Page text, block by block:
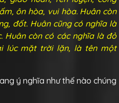
ôn hòa, vui hòa. Huân còn
đốt. Huân cũng có nghĩa là
Huân còn có các nghĩa là đỏ
lúc mặt trời lặn, là tên một
ý nghĩa như thế nào chúng